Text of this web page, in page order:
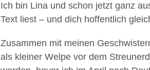
Ich bin Lina und schon jetzt ganz
Text liest – und dich hoffentlich
Zusammen mit meinen
als kleiner Welpe vor dem